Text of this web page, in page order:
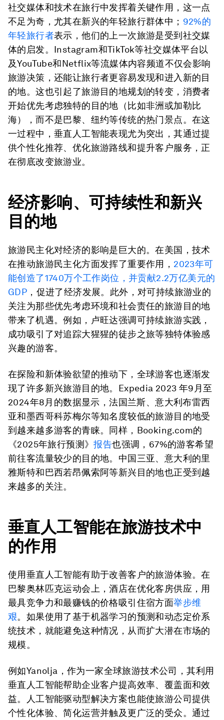
社交媒体和技术在旅行中发挥着关键作用，这一点
不足为奇，尤其在新兴的年轻旅行群体中； 92%的
年轻旅行者表示，他们的上一次旅游是受到社交媒
体的启发。Instagram和TikTok等社交媒体平台以
及YouTube和Netflix等流媒体内容频道不仅会影响
旅游决策，还能让旅行者更容易发现和进入新的目
的地。这也引起了旅游目的地规划的转变，消费者
开始优先考虑独特的目的地（比如非洲或加勒比
海），而不是巴黎、纽约等传统的热门景点。在这
一过程中，垂直人工智能表现尤为突出，其通过提
供个性化推荐、优化旅游路线和提升客户服务，正
在彻底改变旅游业。
经济影响、可持续性和新兴
目的地
旅游民主化对经济的影响是巨大的。在美国，技术
在推动旅游民主化方面发挥了重要作用， 2023年可
能创造了1740万个工作岗位，并贡献2.2万亿美元的
GDP ，促进了经济发展。此外，对可持续旅游业的
关注为那些优先考虑环境和社会责任的旅游目的地
带来了机遇。例如，卢旺达强调可持续旅游实践，
成功吸引了对追踪大猩猩的徒步之旅等独特体验感
兴趣的游客。
在探险和新体验欲望的推动下，全球游客也逐渐发
现了许多新兴旅游目的地。Expedia 2023 年9月至
2024年8月的数据显示，法国兰斯、意大利布雷西
亚和墨西哥科苏梅尔等知名度较低的旅游目的地受
到越来越多游客的青睐。同样，Booking.com的
《2025年旅行预测》报告也强调，67%的游客希望
前往客流量较少的目的地。中国三亚、意大利的里
雅斯特和巴西若昂佩索阿等新兴目的地也正受到越
来越多的关注。
垂直人工智能在旅游技术中
的作用
使用垂直人工智能有助于改善客户的旅游体验。在
巴黎奥林匹克运动会上，酒店在优化客房供应，用
最具竞争力和最赚钱的价格吸引住宿方面举步维
艰。如果使用了基于机器学习的预测和动态定价系
统技术，就能避免这种情况，从而扩大潜在市场的
规模。
例如Yanolja，作为一家全球旅游技术公司，其利用
垂直人工智能帮助企业客户提高效率、覆盖面和效
益。人工智能驱动型解决方案也能使旅游公司提供
个性化体验、简化运营并触及更广泛的受众。通过